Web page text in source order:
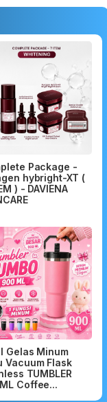
Package -
hybright-XT (
) - DAVIENA
Gelas Minum
Vacuum Flask
TUMBLER
Coffee...